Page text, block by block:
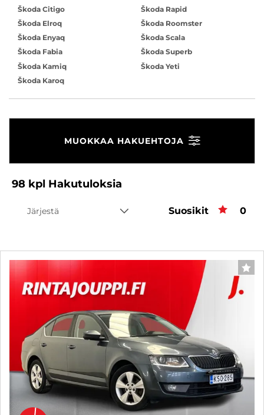
Škoda Citigo
Škoda Elroq
Škoda Enyaq
Škoda Fabia
Škoda Kamiq
Škoda Karoq
Škoda Rapid
Škoda Roomster
Škoda Scala
Škoda Superb
Škoda Yeti
MUOKKAA HAKUEHTOJA
98 kpl Hakutuloksia
Järjestä Suosikit 0